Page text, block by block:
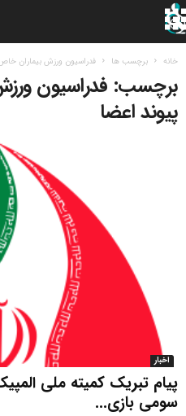
خانه برچسب ها فدراسیون ورزش بیماران
برچسب: فدراسیون
پیوند اعضا
اخبار
پیام تبریک کمیته ملی
سومی بازی...